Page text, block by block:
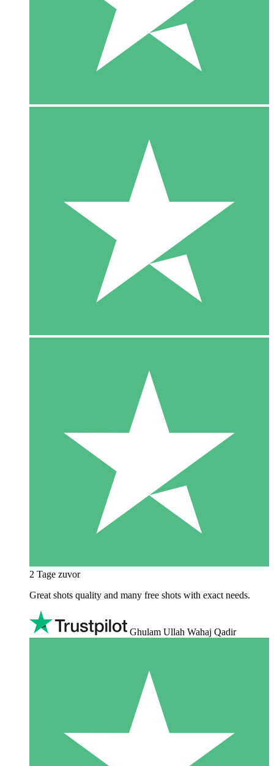
2 Tage zuvor
Great shots quality and many free shots with exact needs.
Ghulam Ullah Wahaj Qadir